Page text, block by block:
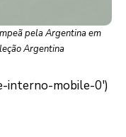
pela Argentina em
Argentina